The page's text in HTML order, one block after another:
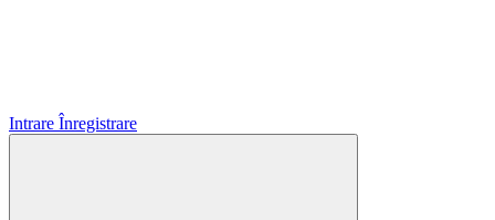
Intrare Înregistrare